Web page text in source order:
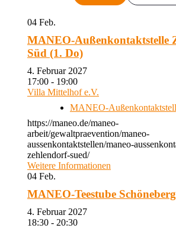
04 Feb.
MANEO-Außenkontaktstelle
Süd (1. Do)
4. Februar 2027
17:00 - 19:00
Villa Mittelhof e.V.
MANEO-
https://maneo.de/maneo-
arbeit/gewaltpraevention/maneo-
aussenkontaktstellen/maneo-
zehlendorf-sued/
Weitere Informationen
04 Feb.
MANEO-Teestube Schöneberg
4. Februar 2027
18:30 - 20:30